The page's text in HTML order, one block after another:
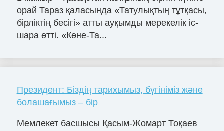
орай Тараз қаласында «Татулықтың тұтқасы,
бірліктің бесігі» атты ауқымды мерекелік іс-
шара өтті. «Көне-Та...
Президент: Біздің тарихымыз, бүгініміз және
болашағымыз – бір
Мемлекет басшысы Қасым-Жомарт Тоқаев